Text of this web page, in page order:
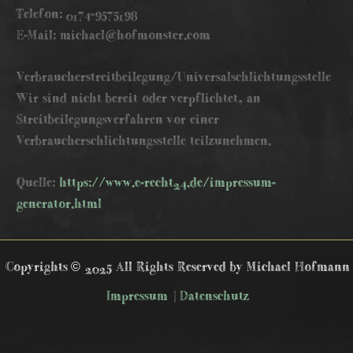
Telefon: 0174-9575198
E-Mail: michael@hofmonster.com
Verbraucherstreitbeilegung/Universalschlichtungsstelle
Wir sind nicht bereit oder verpflichtet, an
Streitbeilegungsverfahren vor einer
Verbraucherschlichtungsstelle teilzunehmen.
Quelle: https://www.e-recht24.de/impressum-
generator.html
Copyrights © 2025 All Rights Reserved by Michael Hofmann
Impressum| Datenschutz